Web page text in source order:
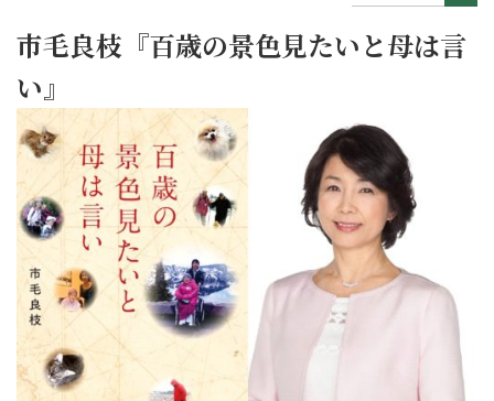
市毛良枝『百歳の景色見たいと母は言
い』